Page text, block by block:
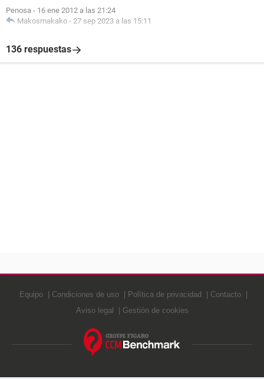
Penosa - 16 ene 2012 a las 21:24
Makosmakako - 27 sep 2023 a las 15:11
136 respuestas
Equipo Condiciones de uso Política de privacidad
Contacto
Aviso legal
Gestión de cookies